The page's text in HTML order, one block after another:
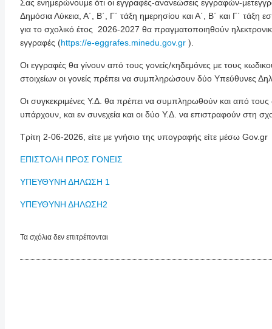
Σας ενημερώνουμε ότι οι εγγραφές-ανανεώσεις εγγραφών-
Δημόσια Λύκεια, Α΄, Β΄, Γ΄ τάξη ημερησίου και Α΄, Β΄ και Γ΄
για το σχολικό έτος 2026-2027 θα πραγματοποιηθούν
εγγραφές (https://e-eggrafes.minedu.gov.gr ).
Οι εγγραφές θα γίνουν από τους γονείς/κηδεμόνες με τους
στοιχείων οι γονείς πρέπει να συμπληρώσουν δύο Υπεύθυνες
Οι συγκεκριμένες Υ.Δ. θα πρέπει να συμπληρωθούν και από τους
υπάρχουν, και εν συνεχεία και οι δύο Υ.Δ. να επιστραφούν στη
Τρίτη 2-06-2026, είτε με γνήσιο της υπογραφής είτε μέσω Gov.gr
ΕΠΙΣΤΟΛΗ ΠΡΟΣ ΓΟΝΕΙΣ
ΥΠΕΥΘΥΝΗ ΔΗΛΩΣΗ 1
ΥΠΕΥΘΥΝΗ ΔΗΛΩΣΗ2
Τα σχόλια δεν επιτρέπονται